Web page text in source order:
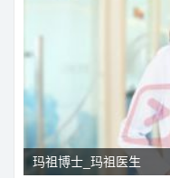
玛祖博士_玛祖医生